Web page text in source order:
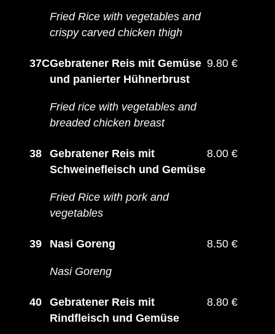
Fried Rice with vegetables and
crispy carved chicken thigh
37CGebratener Reis mit Gemüse
und panierter Hühnerbrust
Fried rice with vegetables and
breaded chicken breast
9.80 €
38
Gebratener Reis mit
Schweinefleisch und Gemüse
Fried Rice with pork and
vegetables
8.00 €
39 Nasi Goreng
Nasi Goreng
8.50 €
40
Gebratener Reis mit
Rindfleisch und Gemüse
8.80 €